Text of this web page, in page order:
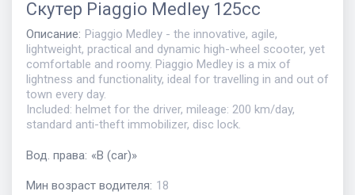
Скутер Piaggio Medley 125cc
Описание: Piaggio Medley - the innovative, agile,
lightweight, practical and dynamic high-wheel scooter, yet
comfortable and roomy. Piaggio Medley is a mix of
lightness and functionality, ideal for travelling in and out of
town every day.
Included: helmet for the driver, mileage: 200 km/day,
standard anti-theft immobilizer, disc lock.
Вод. права: «B (car)»
Мин возраст водителя: 18